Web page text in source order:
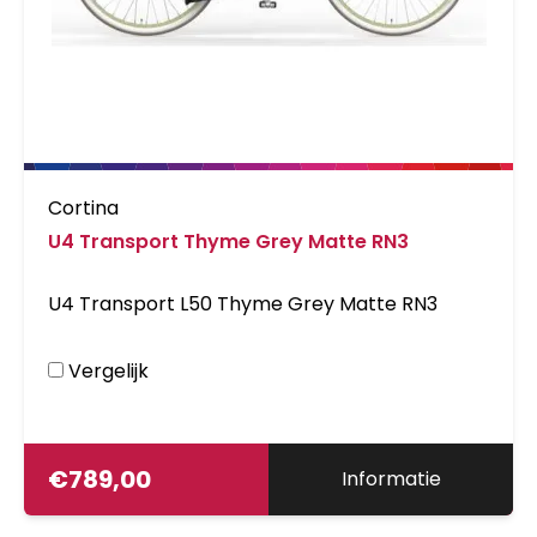
Cortina
U4 Transport Thyme Grey Matte RN3
U4 Transport L50 Thyme Grey Matte RN3
Vergelijk
€789,00 Informatie